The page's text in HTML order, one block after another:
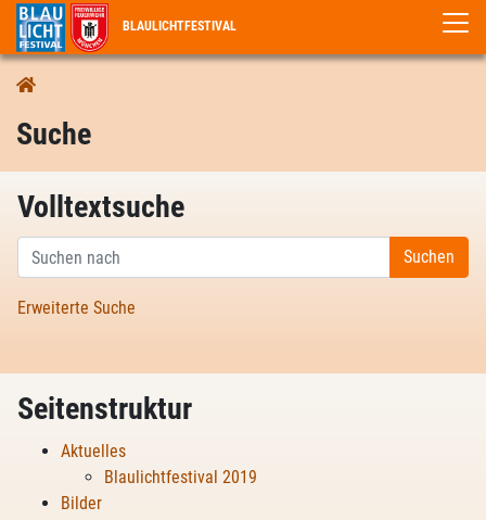
BLAULICHTFESTIVAL
Suche
Volltextsuche
Erweiterte Suche
Seitenstruktur
Aktuelles
Blaulichtfestival 2019
Bilder